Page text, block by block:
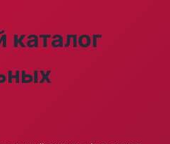
каталог